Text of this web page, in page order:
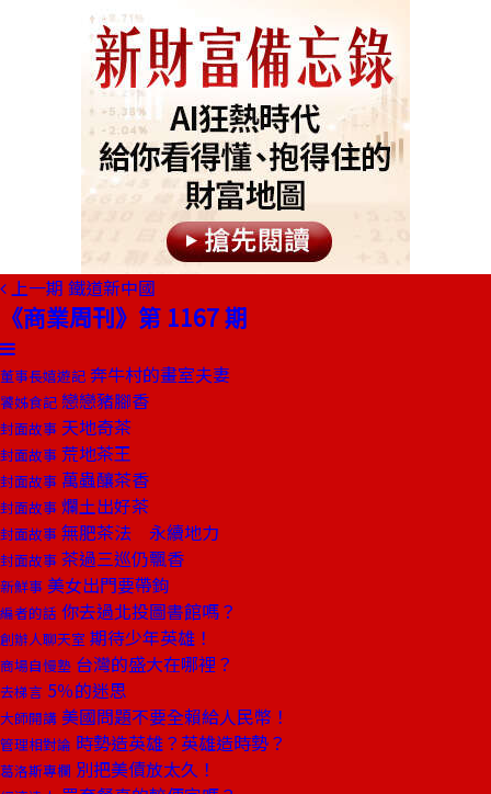
上一期 鐵道新中國
《商業周刊》第 1167 期
董事長嬉遊記 奔牛村的畫室夫妻
饕姊食記 戀戀豬腳香
封面故事 天地奇茶
封面故事 荒地茶王
封面故事 萬蟲釀茶香
封面故事 爛土出好茶
封面故事 無肥茶法 永續地力
封面故事 茶過三巡仍飄香
新鮮事 美女出門要帶鉤
編者的話 你去過北投圖書館嗎？
創辦人聊天室 期待少年英雄！
商場自慢塾 台灣的盛大在哪裡？
去梯言 5％的迷思
大師開講 美國問題不要全賴給人民幣！
管理相對論 時勢造英雄？英雄造時勢？
葛洛斯專欄 別把美債放太久！